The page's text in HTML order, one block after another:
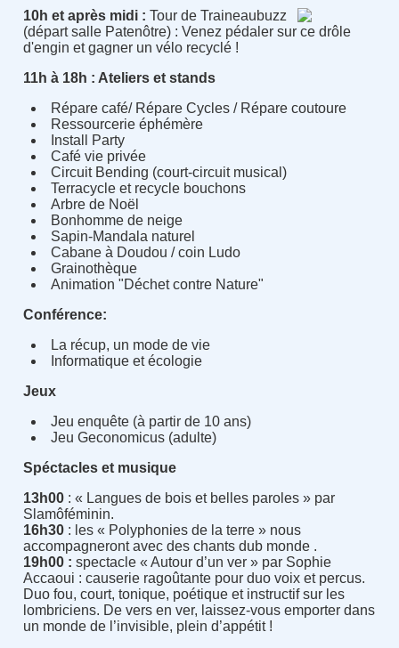
10h et après midi : Tour de Traineaubuzz
(départ salle Patenôtre) : Venez pédaler sur ce drôle
d'engin et gagner un vélo recyclé !
11h à 18h : Ateliers et stands
Répare café/ Répare Cycles / Répare coutoure
Ressourcerie éphémère
Install Party
Café vie privée
Circuit Bending (court-circuit musical)
Terracycle et recycle bouchons
Arbre de Noël
Bonhomme de neige
Sapin-Mandala naturel
Cabane à Doudou / coin Ludo
Grainothèque
Animation "Déchet contre Nature"
Conférence:
La récup, un mode de vie
Informatique et écologie
Jeux
Jeu enquête (à partir de 10 ans)
Jeu Geconomicus (adulte)
Spéctacles et musique
13h00: « Langues de bois et belles paroles » par
Slamôféminin.
16h30: les « Polyphonies de la terre » nous
accompagneront avec des chants dub monde .
19h00 : spectacle « Autour d’un ver » par Sophie
Accaoui : causerie ragoûtante pour duo voix et percus.
Duo fou, court, tonique, poétique et instructif sur les
lombriciens. De vers en ver, laissez-vous emporter dans
un monde de l’invisible, plein d’appétit !